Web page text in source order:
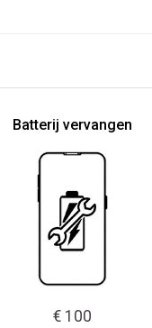
Batterij vervangen
€ 100